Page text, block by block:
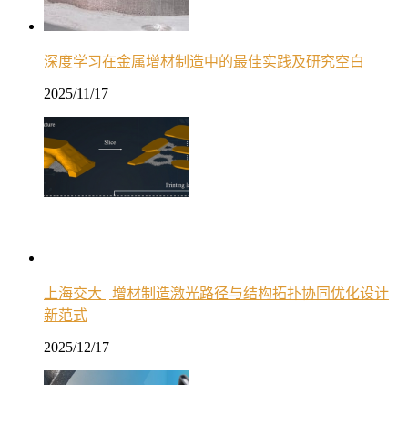
深度学习在金属增材制造中的最佳实践及研究空白
2025/11/17
上海交大 | 增材制造激光路径与结构拓扑协同优化设计
新范式
2025/12/17